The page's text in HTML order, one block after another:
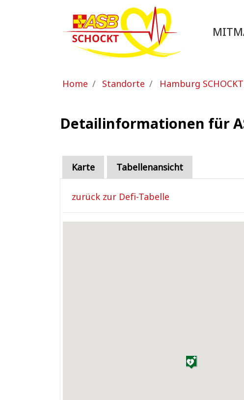
Sie sind hier:
Home Standorte Hamburg SCHOCKT
Detailinformationen für
Karte Tabellenansicht
zurück zur Defi-Tabelle